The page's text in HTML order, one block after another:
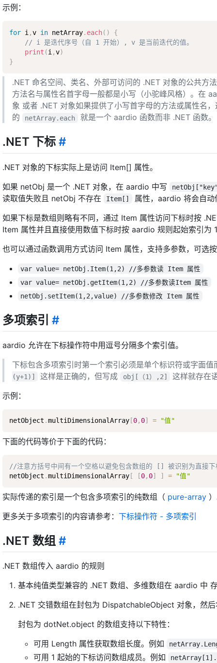
示例：
for i ,v in netArray. each( )
{
// i 是迭代序号（自 1 开始）, v 是当前迭代的值。
print (i ,v)
}
.NET 命名空间、类名、外部可访问的 .NET 对象的公共方
方法名与属性名首字母一般都是小写（小驼峰风格）。在
象 或者 .NET 对象如果提供了小写首字母的方法或属性名
的
netArray.each 就是一个 aardio 函数而非 .NET 函数。
.NET 下标 #
.NET 对象的下标实际上是访问 Item[] 属性。
如果 netObj 是一个 .NET 对象，在 aardio 中写
读取值失败且 netObj 不存在 Item[]
属性，aardio 将会自
如果下标是数组则略有不同，通过 Item 属性访问下标时按
Item 属性并且直接使用数值下标时按 aardio 规则起始索引为
也可以通过函数调用方式访问 Item 属性，支持多参数，可选
var value= netObj.Item(1,2) //多参数读 Item 属性
var value= netObj.getItem(1,2) //多参数读Item 属性
netObj.setItem(1,2,value) //多参数修改 Item 属性
多项索引 #
aardio 允许在下标操作符中用逗号分隔多个索引值。
下标包含多项索引时第一个索引必须是单个标识符或字面
(y+1)] 这样是正确的，但写成 obj[（1）,2]
这样就存在
示例：
netObject .multiDimensionalArray[0, 0] = "值"
下面的代码等价于下面的代码：
//注意方括号中间有一个空格以避免包含数组的 [] 被识别为直接下
netObject .multiDimensionalArray[ [0, 0] ] = "值"
实际传递的索引是一个包含多项索引的纯数组（ pure-array
更多关于多项索引的内容请参考： 下标操作符 - 多项索引
.NET 数组 #
.NET 数组传入 aardio 的规则
基本纯值类型兼容的 .NET 数组、多维数组在 aardio 中
.NET 交错数组在封包为 DispatchableObject 对象，然
封包为 dotNet.object 的数组支持以下特性：
可用 Length 属性获取数组长度。例如
可用 1 起始的下标访问数组成员。例如